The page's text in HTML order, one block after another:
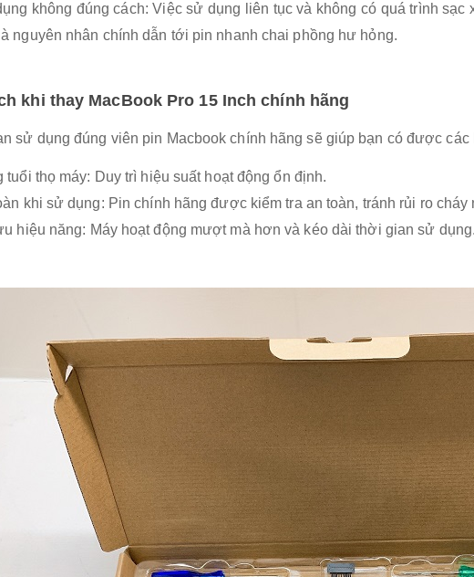
không đúng cách: Việc sử dụng liên tục và không có quá trình sạc
nguyên nhân chính dẫn tới pin nhanh chai phồng hư hỏng.
khi thay MacBook Pro 15 Inch chính hãng
sử dụng đúng viên pin Macbook chính hãng sẽ giúp bạn có được
tuổi thọ máy: Duy trì hiệu suất hoạt động ổn định.
khi sử dụng: Pin chính hãng được kiểm tra an toàn, tránh rủi ro cháy
hiệu năng: Máy hoạt động mượt mà hơn và kéo dài thời gian sử dụng.